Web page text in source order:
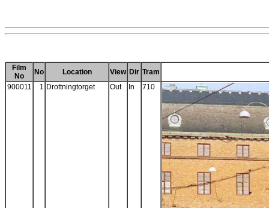
Film
No
No Location View Dir Tram
900011
1 Drottningtorget Out In 710